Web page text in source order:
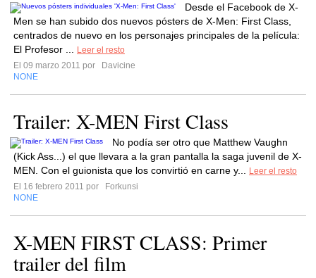
Desde el Facebook de X-
Men se han subido dos nuevos pósters de X-Men: First Class,
centrados de nuevo en los personajes principales de la película:
El Profesor ...
Leer el resto
El 09 marzo 2011 por
Davicine
NONE
Trailer: X-MEN First Class
No podía ser otro que Matthew Vaughn
(Kick Ass...) el que llevara a la gran pantalla la saga juvenil de X-
MEN. Con el guionista que los convirtió en carne y...
Leer el resto
El 16 febrero 2011 por
Forkunsi
NONE
X-MEN FIRST CLASS: Primer
trailer del film